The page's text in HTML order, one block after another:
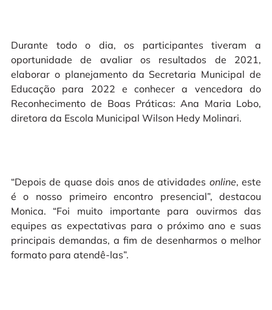
Durante todo o dia, os participantes tiveram a
oportunidade de avaliar os resultados de 2021,
elaborar o planejamento da Secretaria Municipal de
Educação para 2022 e conhecer a vencedora do
Reconhecimento de Boas Práticas: Ana Maria Lobo,
diretora da Escola Municipal Wilson Hedy Molinari.
“Depois de quase dois anos de atividades online, este
é o nosso primeiro encontro presencial”, destacou
Monica. “Foi muito importante para ouvirmos das
equipes as expectativas para o próximo ano e suas
principais demandas, a fim de desenharmos o melhor
formato para atendê-las”.